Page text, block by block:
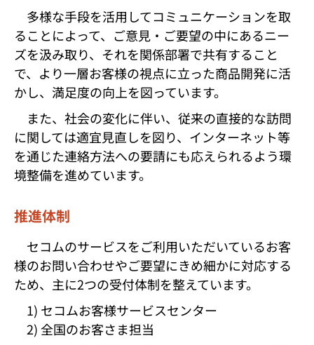
多様な手段を活用してコミュニケーションを取
ることによって、ご意見・ご要望の中にあるニー
ズを汲み取り、それを関係部署で共有すること
で、より一層お客様の視点に立った商品開発に活
かし、満足度の向上を図っています。
また、社会の変化に伴い、従来の直接的な訪問
に関しては適宜見直しを図り、インターネット等
を通じた連絡方法への要請にも応えられるよう環
境整備を進めています。
推進体制
セコムのサービスをご利用いただいているお客
様のお問い合わせやご要望にきめ細かに対応する
ため、主に2つの受付体制を整えています。
1) セコムお客様サービスセンター
2) 全国のお客さま担当